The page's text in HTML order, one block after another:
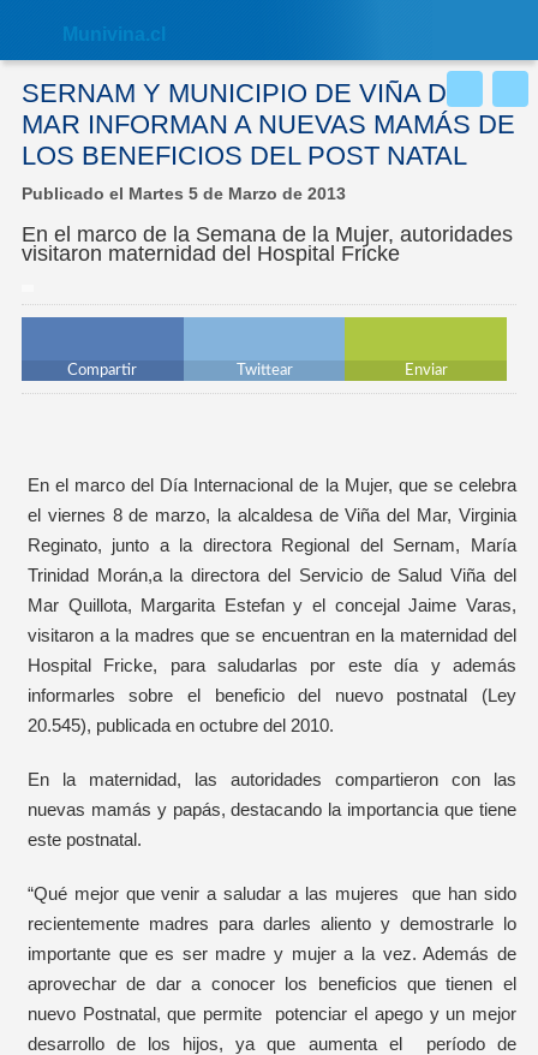
web
incluye
sistema
accesibilidad.
Munivina.cl
SERNAM Y MUNICIPIO DE VIÑA DEL
MAR INFORMAN A NUEVAS MAMÁS DE
LOS BENEFICIOS DEL POST NATAL
Publicado el Martes 5 de Marzo de 2013
En el marco de la Semana de la Mujer, autoridades
visitaron maternidad del Hospital Fricke
Compartir Twittear Enviar
En el marco del Día Internacional de la Mujer, que se celebra
el viernes 8 de marzo, la alcaldesa de Viña del Mar, Virginia
Reginato, junto a la directora Regional del Sernam, María
Trinidad Morán,a la directora del Servicio de Salud Viña del
Mar Quillota, Margarita Estefan y el concejal Jaime Varas,
visitaron a la madres que se encuentran en la maternidad del
Hospital Fricke, para saludarlas por este día y además
informarles sobre el beneficio del nuevo postnatal (Ley
20.545), publicada en octubre del 2010.
En la maternidad, las autoridades compartieron con las
nuevas mamás y papás, destacando la importancia que tiene
este postnatal.
“Qué mejor que venir a saludar a las mujeres que han sido
recientemente madres para darles aliento y demostrarle lo
importante que es ser madre y mujer a la vez. Además de
aprovechar de dar a conocer los beneficios que tienen el
nuevo Postnatal, que permite potenciar el apego y un mejor
desarrollo de los hijos, ya que aumenta el período de